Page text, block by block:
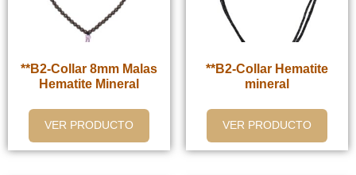
**B2-Collar 8mm Malas
Hematite Mineral
VER PRODUCTO
**B2-Collar Hematite
mineral
VER PRODUCTO